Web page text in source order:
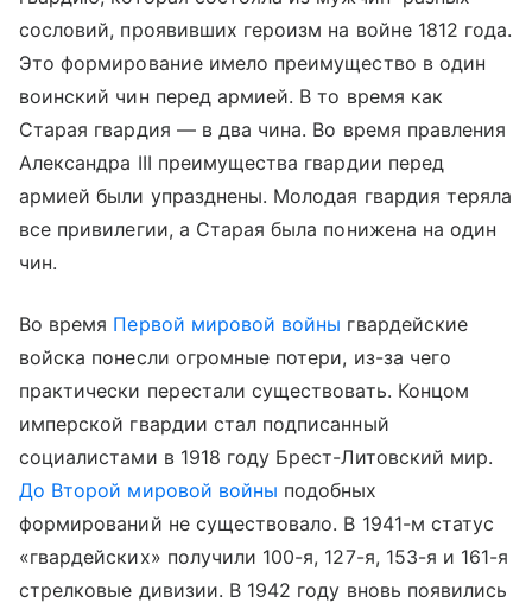
сословий, проявивших героизм на войне 1812 года.
Это формирование имело преимущество в один
воинский чин перед армией. В то время как
Старая гвардия — в два чина. Во время правления
Александра III преимущества гвардии перед
армией были упразднены. Молодая гвардия теряла
все привилегии, а Старая была понижена на один
чин.
Во время Первой мировой войны гвардейские
войска понесли огромные потери, из-за чего
практически перестали существовать. Концом
имперской гвардии стал подписанный
социалистами в 1918 году Брест-Литовский мир.
До Второй мировой войны подобных
формирований не существовало. В 1941-м статус
«гвардейских» получили 100-я, 127-я, 153-я и 161-я
стрелковые дивизии. В 1942 году вновь появились